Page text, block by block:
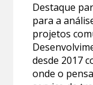
Destaque
para a
projetos
desde 2017
onde o